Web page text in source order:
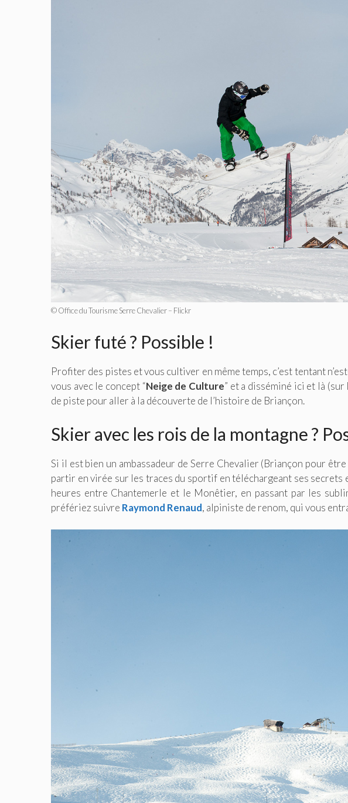
© Office du Tourisme Serre Chevalier – Flickr
Skier futé ? Possible !
Profiter des pistes et vous cultiver en même temps, c’est tentant
vous avec le concept “Neige de Culture” et a disséminé ici et là
de piste pour aller à la découverte de l’histoire de Briançon.
Skier avec les rois de la montagne ?
Si il est bien un ambassadeur de Serre Chevalier (Briançon pour être
partir en virée sur les traces du sportif en téléchargeant ses
heures entre Chantemerle et le Monêtier, en passant par les
préfériez suivre Raymond Renaud, alpiniste de renom, qui vous